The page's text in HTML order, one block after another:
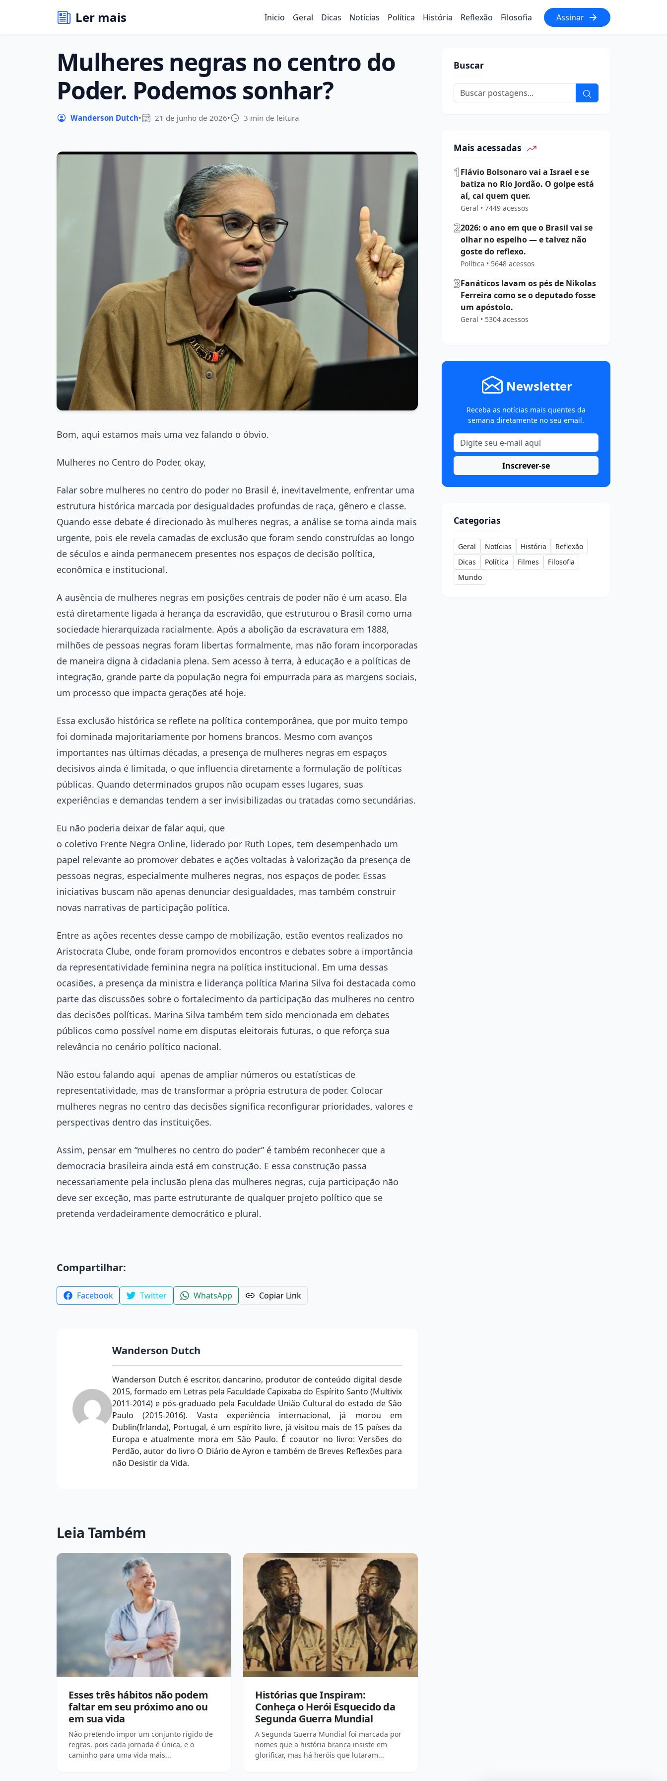
Ler mais Inicio Geral Dicas Notícias Política História Reflexão Filosofia Assinar
Mulheres negras no centro do
Poder. Podemos sonhar?
Wanderson Dutch• 21 de junho de 2026• 3 min de leitura
Bom, aqui estamos mais uma vez falando o óbvio.
Mulheres no Centro do Poder, okay,
Falar sobre mulheres no centro do poder no Brasil é, inevitavelmente, enfrentar uma
estrutura histórica marcada por desigualdades profundas de raça, gênero e classe.
Quando esse debate é direcionado às mulheres negras, a análise se torna ainda mais
urgente, pois ele revela camadas de exclusão que foram sendo construídas ao longo
de séculos e ainda permanecem presentes nos espaços de decisão política,
econômica e institucional.
A ausência de mulheres negras em posições centrais de poder não é um acaso. Ela
está diretamente ligada à herança da escravidão, que estruturou o Brasil como uma
sociedade hierarquizada racialmente. Após a abolição da escravatura em 1888,
milhões de pessoas negras foram libertas formalmente, mas não foram incorporadas
de maneira digna à cidadania plena. Sem acesso à terra, à educação e a políticas de
integração, grande parte da população negra foi empurrada para as margens sociais,
um processo que impacta gerações até hoje.
Essa exclusão histórica se reflete na política contemporânea, que por muito tempo
foi dominada majoritariamente por homens brancos. Mesmo com avanços
importantes nas últimas décadas, a presença de mulheres negras em espaços
decisivos ainda é limitada, o que influencia diretamente a formulação de políticas
públicas. Quando determinados grupos não ocupam esses lugares, suas
experiências e demandas tendem a ser invisibilizadas ou tratadas como secundárias.
Eu não poderia deixar de falar aqui, que
o coletivo Frente Negra Online, liderado por Ruth Lopes, tem desempenhado um
papel relevante ao promover debates e ações voltadas à valorização da presença de
pessoas negras, especialmente mulheres negras, nos espaços de poder. Essas
iniciativas buscam não apenas denunciar desigualdades, mas também construir
novas narrativas de participação política.
Entre as ações recentes desse campo de mobilização, estão eventos realizados no
Aristocrata Clube, onde foram promovidos encontros e debates sobre a importância
da representatividade feminina negra na política institucional. Em uma dessas
ocasiões, a presença da ministra e liderança política Marina Silva foi destacada como
parte das discussões sobre o fortalecimento da participação das mulheres no centro
das decisões políticas. Marina Silva também tem sido mencionada em debates
públicos como possível nome em disputas eleitorais futuras, o que reforça sua
relevância no cenário político nacional.
Não estou falando aqui apenas de ampliar números ou estatísticas de
representatividade, mas de transformar a própria estrutura de poder. Colocar
mulheres negras no centro das decisões significa reconfigurar prioridades, valores e
perspectivas dentro das instituições.
Assim, pensar em “mulheres no centro do poder” é também reconhecer que a
democracia brasileira ainda está em construção. E essa construção passa
necessariamente pela inclusão plena das mulheres negras, cuja participação não
deve ser exceção, mas parte estruturante de qualquer projeto político que se
pretenda verdadeiramente democrático e plural.
Compartilhar:
Facebook Twitter WhatsApp Copiar Link
Wanderson Dutch
Wanderson Dutch é escritor, dancarino, produtor de conteúdo digital desde
2015, formado em Letras pela Faculdade Capixaba do Espírito Santo (Multivix
2011-2014) e pós-graduado pela Faculdade União Cultural do estado de São
Paulo (2015-2016). Vasta experiência internacional, já morou em
Dublin(Irlanda), Portugal, é um espírito livre, já visitou mais de 15 países da
Europa e atualmente mora em São Paulo. É coautor no livro: Versões do
Perdão, autor do livro O Diário de Ayron e também de Breves Reflexões para
não Desistir da Vida.
Leia Também
Esses três hábitos não podem
faltar em seu próximo ano ou
em sua vida
Não pretendo impor um conjunto rígido de
regras, pois cada jornada é única, e o
caminho para uma vida mais...
Histórias que Inspiram:
Conheça o Herói Esquecido da
Segunda Guerra Mundial
A Segunda Guerra Mundial foi marcada por
nomes que a história branca insiste em
glorificar, mas há heróis que lutaram...
Buscar
Mais acessadas
1Flávio Bolsonaro vai a Israel e se
batiza no Rio Jordão. O golpe está
aí, cai quem quer.
Geral • 7449 acessos
22026: o ano em que o Brasil vai se
olhar no espelho — e talvez não
goste do reflexo.
Política • 5648 acessos
3Fanáticos lavam os pés de Nikolas
Ferreira como se o deputado fosse
um apóstolo.
Geral • 5304 acessos
Newsletter
Receba as notícias mais quentes da
semana diretamente no seu email.
Inscrever-se
Categorias
Geral Notícias História
Reflexão
Dicas
Política Filmes
Filosofia
Mundo